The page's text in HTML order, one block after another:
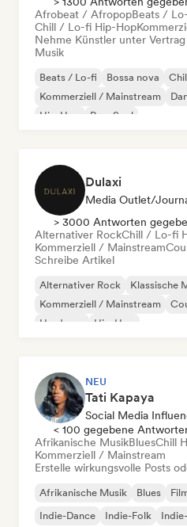
Afrobeat / AfropopBeats /
Chill / Lo-fi Hip-Hop
Nehme Künstler unter
Musik
Beats / Lo-fi Bossa nova
Kommerziell / Mainstream
Hip-Hop
Pop-Soul
Dulaxi
Media Outlet/
> 3000 Antworten
Alternativer RockChill / Lo-fi
Kommerziell / Mainstream
Schreibe Artikel
Alternativer Rock
Klassische
Kommerziell / Mainstream
Hardcore
Hip-Hop
NEU
Tati Kapaya
Social Media
< 100 gegebene
Afrikanische MusikBluesChill
Kommerziell / Mainstream
Erstelle wirkungsvolle Posts
Afrikanische Musik Blues
Indie-Dance
Indie-Folk